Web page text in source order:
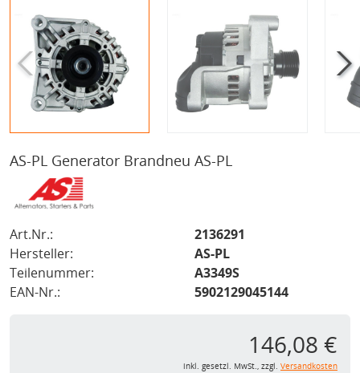
AS-PL Generator Brandneu AS-PL
Art.Nr.:
2136291
Hersteller:
AS-PL
Teilenummer:
A3349S
EAN-Nr.:
5902129045144
146,08 €
inkl. gesetzl. MwSt., zzgl. Versandkosten